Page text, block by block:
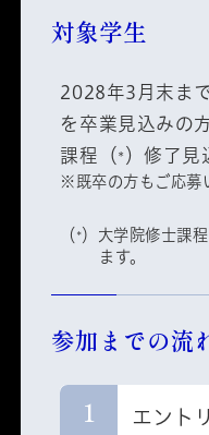
対象学生
2028年3月末ま
を卒業見込みの
課程（*）修了見
※既卒の方もご応募
（ *）大学院修士課
ます。
参加までの流
1
エント